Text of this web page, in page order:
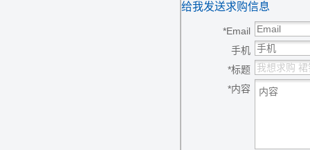
给我发送求购信息
*Email
手机
*标题
*内容